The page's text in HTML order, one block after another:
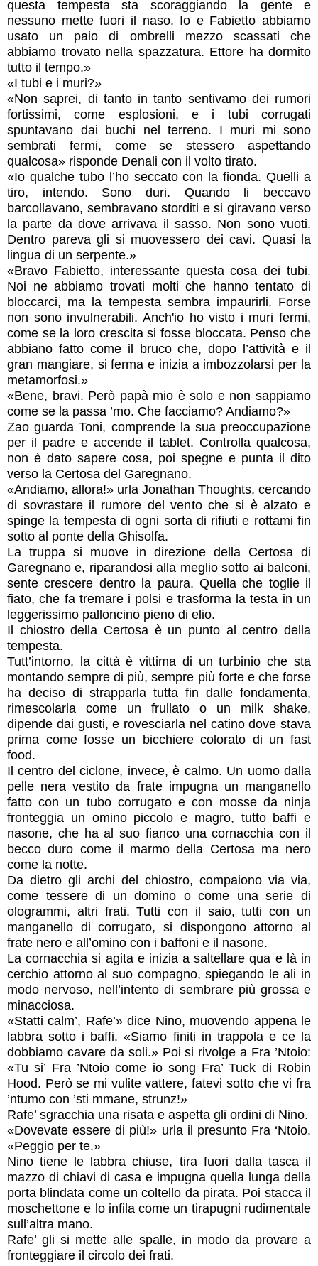
questa tempesta sta scoraggiando la gente e
nessuno mette fuori il naso. Io e Fabietto abbiamo
usato un paio di ombrelli mezzo scassati che
abbiamo trovato nella spazzatura. Ettore ha dormito
tutto il tempo.»
«I tubi e i muri?»
«Non saprei, di tanto in tanto sentivamo dei rumori
fortissimi, come esplosioni, e i tubi corrugati
spuntavano dai buchi nel terreno. I muri mi sono
sembrati fermi, come se stessero aspettando
qualcosa» risponde Denali con il volto tirato.
«Io qualche tubo l’ho seccato con la fionda. Quelli a
tiro, intendo. Sono duri. Quando li beccavo
barcollavano, sembravano storditi e si giravano verso
la parte da dove arrivava il sasso. Non sono vuoti.
Dentro pareva gli si muovessero dei cavi. Quasi la
lingua di un serpente.»
«Bravo Fabietto, interessante questa cosa dei tubi.
Noi ne abbiamo trovati molti che hanno tentato di
bloccarci, ma la tempesta sembra impaurirli. Forse
non sono invulnerabili. Anch'io ho visto i muri fermi,
come se la loro crescita si fosse bloccata. Penso che
abbiano fatto come il bruco che, dopo l’attività e il
gran mangiare, si ferma e inizia a imbozzolarsi per la
metamorfosi.»
«Bene, bravi. Però papà mio è solo e non sappiamo
come se la passa ’mo. Che facciamo? Andiamo?»
Zao guarda Toni, comprende la sua preoccupazione
per il padre e accende il tablet. Controlla qualcosa,
non è dato sapere cosa, poi spegne e punta il dito
verso la Certosa del Garegnano.
«Andiamo, allora!» urla Jonathan Thoughts, cercando
di sovrastare il rumore del vento che si è alzato e
spinge la tempesta di ogni sorta di rifiuti e rottami fin
sotto al ponte della Ghisolfa.
La truppa si muove in direzione della Certosa di
Garegnano e, riparandosi alla meglio sotto ai balconi,
sente crescere dentro la paura. Quella che toglie il
fiato, che fa tremare i polsi e trasforma la testa in un
leggerissimo palloncino pieno di elio.
Il chiostro della Certosa è un punto al centro della
tempesta.
Tutt’intorno, la città è vittima di un turbinio che sta
montando sempre di più, sempre più forte e che forse
ha deciso di strapparla tutta fin dalle fondamenta,
rimescolarla come un frullato o un milk shake,
dipende dai gusti, e rovesciarla nel catino dove stava
prima come fosse un bicchiere colorato di un fast
food.
Il centro del ciclone, invece, è calmo. Un uomo dalla
pelle nera vestito da frate impugna un manganello
fatto con un tubo corrugato e con mosse da ninja
fronteggia un omino piccolo e magro, tutto baffi e
nasone, che ha al suo fianco una cornacchia con il
becco duro come il marmo della Certosa ma nero
come la notte.
Da dietro gli archi del chiostro, compaiono via via,
come tessere di un domino o come una serie di
ologrammi, altri frati. Tutti con il saio, tutti con un
manganello di corrugato, si dispongono attorno al
frate nero e all’omino con i baffoni e il nasone.
La cornacchia si agita e inizia a saltellare qua e là in
cerchio attorno al suo compagno, spiegando le ali in
modo nervoso, nell’intento di sembrare più grossa e
minacciosa.
«Statti calm’, Rafe’» dice Nino, muovendo appena le
labbra sotto i baffi. «Siamo finiti in trappola e ce la
dobbiamo cavare da soli.» Poi si rivolge a Fra ’Ntoio:
«Tu si’ Fra ’Ntoio come io song Fra’ Tuck di Robin
Hood. Però se mi vulite vattere, fatevi sotto che vi fra
’ntumo con ’sti mmane, strunz!»
Rafe’ sgracchia una risata e aspetta gli ordini di Nino.
«Dovevate essere di più!» urla il presunto Fra ‘Ntoio.
«Peggio per te.»
Nino tiene le labbra chiuse, tira fuori dalla tasca il
mazzo di chiavi di casa e impugna quella lunga della
porta blindata come un coltello da pirata. Poi stacca il
moschettone e lo infila come un tirapugni rudimentale
sull’altra mano.
Rafe’ gli si mette alle spalle, in modo da provare a
fronteggiare il circolo dei frati.